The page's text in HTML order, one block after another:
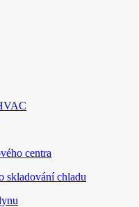
centra
skladování chladu